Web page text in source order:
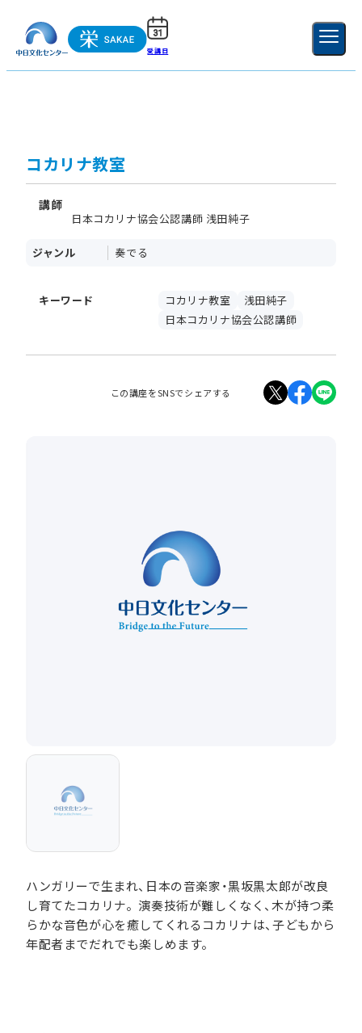
受講日 新規登録
コカリナ教室
講師
日本コカリナ協会公認講師 浅田純子
ジャンル 奏でる
キーワード コカリナ教室
浅田純子
日本コカリナ協会公認講師
この講座をSNSでシェアする
ハンガリーで生まれ、日本の音楽家・黒坂黒太郎が改良
し育てたコカリナ。演奏技術が難しくなく、木が持つ柔
らかな音色が心を癒してくれるコカリナは、子どもから
年配者までだれでも楽しめます。